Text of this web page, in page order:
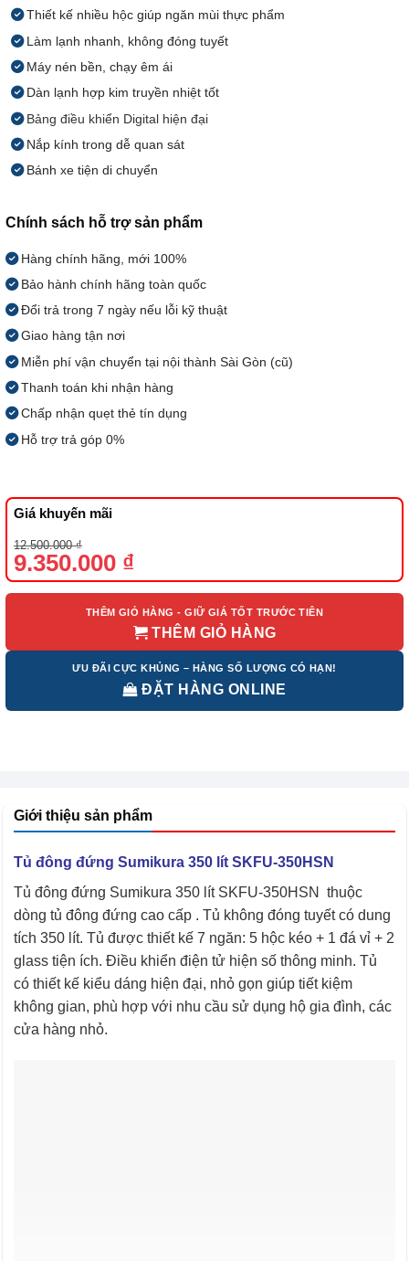
Thiết kế nhiều hộc giúp ngăn mùi thực phẩm
Làm lạnh nhanh, không đóng tuyết
Máy nén bền, chạy êm ái
Dàn lạnh hợp kim truyền nhiệt tốt
Bảng điều khiển Digital hiện đại
Nắp kính trong dễ quan sát
Bánh xe tiện di chuyển
Chính sách hỗ trợ sản phẩm
Hàng chính hãng, mới 100%
Bảo hành chính hãng toàn quốc
Đổi trả trong 7 ngày nếu lỗi kỹ thuật
Giao hàng tận nơi
Miễn phí vận chuyển tại nội thành Sài Gòn (cũ)
Thanh toán khi nhận hàng
Chấp nhận quẹt thẻ tín dụng
Hỗ trợ trả góp 0%
Giá khuyến mãi
12.500.000₫
Giá
gốc
là:
12.500.000 ₫.
9.350.000 ₫
Giá
hiện
tại
là:
THÊM GIỎ HÀNG - GIỮ GIÁ TỐT TRƯỚC TIÊN
THÊM GIỎ HÀNG
ƯU ĐÃI CỰC KHỦNG – HÀNG SỐ LƯỢNG CÓ HẠN!
ĐẶT HÀNG ONLINE
Giới thiệu sản phẩm
Tủ đông đứng Sumikura 350 lít SKFU-350HSN
Tủ đông đứng Sumikura 350 lít SKFU-350HSN thuộc
dòng tủ đông đứng cao cấp . Tủ không đóng tuyết có dung
tích 350 lít. Tủ được thiết kế 7 ngăn: 5 hộc kéo + 1 đá vỉ + 2
glass tiện ích. Điều khiển điện tử hiện số thông minh. Tủ
có thiết kế kiểu dáng hiện đại, nhỏ gọn giúp tiết kiệm
không gian, phù hợp với nhu cầu sử dụng hộ gia đình, các
cửa hàng nhỏ.